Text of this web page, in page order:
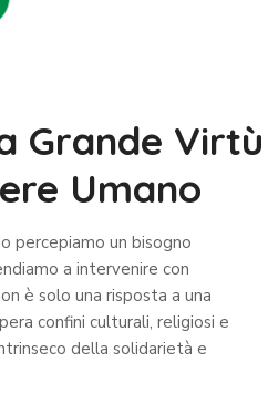
Grande Virtù
Umano
percepiamo un bisogno
a intervenire con
è solo una risposta a una
confini culturali, religiosi e
della solidarietà e